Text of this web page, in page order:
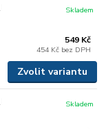
549 Kč
454 Kč bez DPH
Skladem
Zvolit variantu
Skladem